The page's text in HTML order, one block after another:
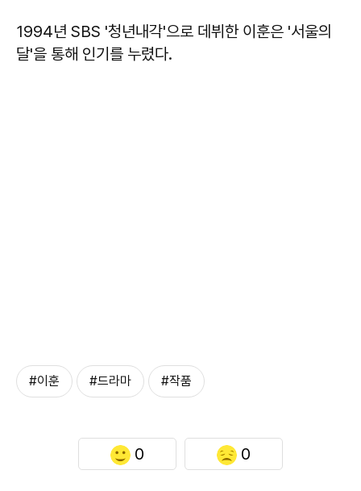
1994년 SBS '청년내각'으로 데뷔한 이훈은 '서울의
달'을 통해 인기를 누렸다.
#이훈 #드라마 #작품
0 0